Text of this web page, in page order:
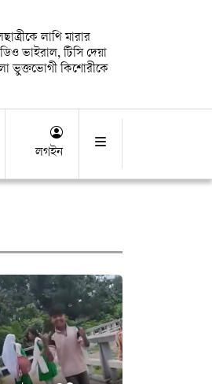
লাথি মারার
ভাইরাল, টিসি দেয়া
ভুক্তভোগী কিশোরীকে
লগইন